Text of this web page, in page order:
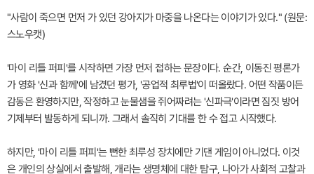
"사람이 죽으면 먼저 가 있던 강아지가 마중을 나온다는 이야기가 있다." (원문:
스노우캣)
'마이 리틀 퍼피'를 시작하면 가장 먼저 접하는 문장이다. 순간, 이동진 평론가
가 영화 '신과 함께'에 남겼던 평가, '공업적 최루법'이 떠올랐다. 어떤 작품이든
감동은 환영하지만, 작정하고 눈물샘을 쥐어짜려는 '신파극'이라면 짐짓 방어
기제부터 발동하게 되니까. 그래서 솔직히 기대를 한 수 접고 시작했다.
하지만, '마이 리틀 퍼피'는 뻔한 최루성 장치에만 기댄 게임이 아니었다. 이것
은 개인의 상실에서 출발해, 개라는 생명체에 대한 탐구, 나아가 사회적 고찰과